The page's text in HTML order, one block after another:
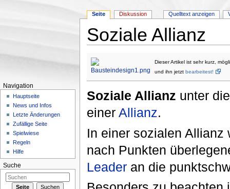
Soziale Allianz
Dieser Artikel ist sehr kurz,
und ihn jetzt bearbeitest!
Soziale Allianz unter
einer Allianz.
In einer sozialen Allianz
nach Punkten
Leaderan die
Seite Diskussion Quelltext anzeigen
Navigation
Hauptseite
News und Infos
Letzte Änderungen
Zufällige Seite
Spielwiese
Regeln
Hilfe
Suche